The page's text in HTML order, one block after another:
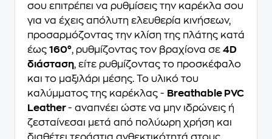
σου επιτρέπει να ρυθμίσεις την καρέκλα σου
για να έχεις απόλυτη ελευθερία κινήσεων,
προσαρμόζοντας την κλίση της πλάτης κατά
έως 160°, ρυθμίζοντας τον βραχίονα σε 4D
διάσταση, είτε ρυθμίζοντας το προσκέφαλο
και το μαξιλάρι μέσης. Το υλικό του
καλύμματος της καρέκλας - Breathable PVC
Leather- αναπνέει ώστε να μην ιδρώνεις ή
ζεσταίνεσαι μετά από πολύωρη χρήση και
διαθέτει τεράστια ανθεκτικότητά στους